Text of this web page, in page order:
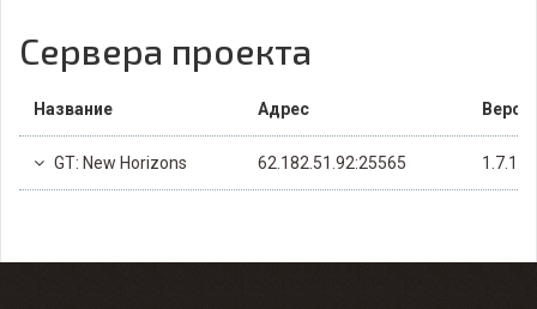
Сервера проекта
Название Адрес
GT: New Horizons 62.182.51.92:25565 1.7.10